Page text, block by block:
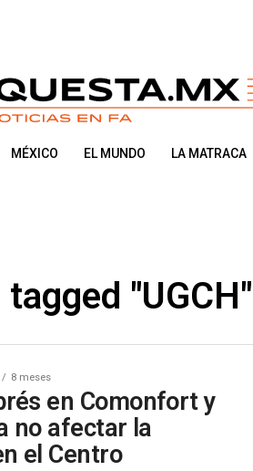
MÉXICO EL MUNDO LA MATRACA
"UGCH"
8 meses
en Comonfort y
no afectar la
el Centro